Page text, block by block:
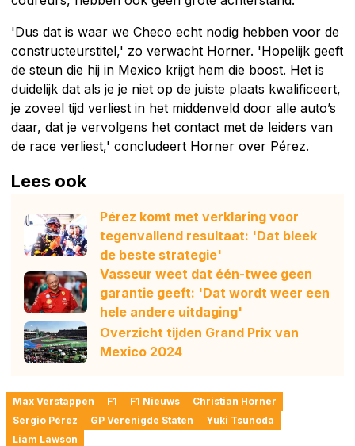
'Dus dat is waar we Checo echt nodig hebben voor de
constructeurstitel,' zo verwacht Horner. 'Hopelijk geeft
de steun die hij in Mexico krijgt hem die boost. Het is
duidelijk dat als je je niet op de juiste plaats kwalificeert,
je zoveel tijd verliest in het middenveld door alle auto’s
daar, dat je vervolgens het contact met de leiders van
de race verliest,' concludeert Horner over Pérez.
Lees ook
Pérez komt met verklaring voor
tegenvallend resultaat: 'Dat bleek
de beste strategie'
Vasseur weet dat één-twee geen
garantie geeft: 'Dat wordt weer een
hele andere uitdaging'
Overzicht tijden Grand Prix van
Mexico 2024
Max Verstappen F1 F1 Nieuws
Christian Horner
Sergio Pérez
GP Verenigde Staten
Yuki Tsunoda
Liam Lawson